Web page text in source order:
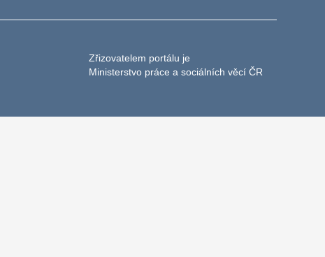
Zřizovatelem portálu je
Ministerstvo práce a sociálních věcí ČR